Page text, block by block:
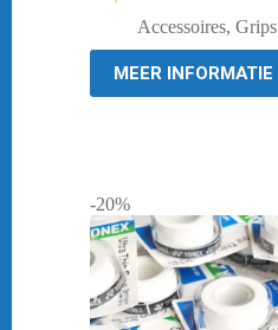
prijs
€ 9,95.
prijs
€ 7,95.
Accessoires, Grips
MEER INFORMATIE
-20%